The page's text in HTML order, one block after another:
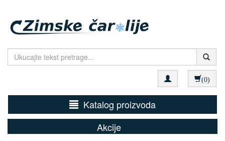
(0)
Katalog proizvoda
Akcije